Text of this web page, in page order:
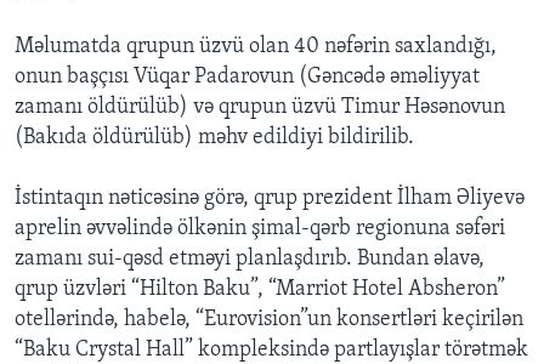
Məlumatda qrupun üzvü olan 40 nəfərin saxlandığı,
onun başçısı Vüqar Padarovun (Gəncədə əməliyyat
zamanı öldürülüb) və qrupun üzvü Timur Həsənovun
(Bakıda öldürülüb) məhv edildiyi bildirilib.
İstintaqın nəticəsinə görə, qrup prezident İlham Əliyevə
aprelin əvvəlində ölkənin şimal-qərb regionuna səfəri
zamanı sui-qəsd etməyi planlaşdırıb. Bundan əlavə,
qrup üzvləri “Hilton Baku”, “Marriot Hotel Absheron”
otellərində, habelə, “Eurovision”un konsertləri keçirilən
“Baku Crystal Hall” kompleksində partlayışlar törətmək